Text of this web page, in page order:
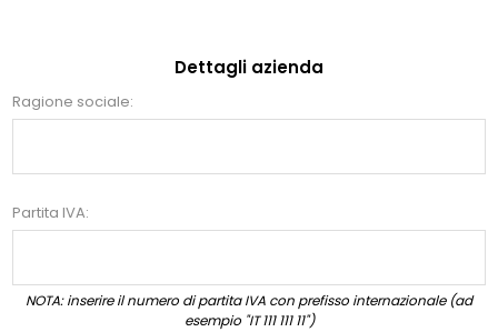
Dettagli azienda
Ragione sociale:
Partita IVA:
NOTA: inserire il numero di partita IVA con prefisso internazionale (ad
esempio "IT 111 111 11")